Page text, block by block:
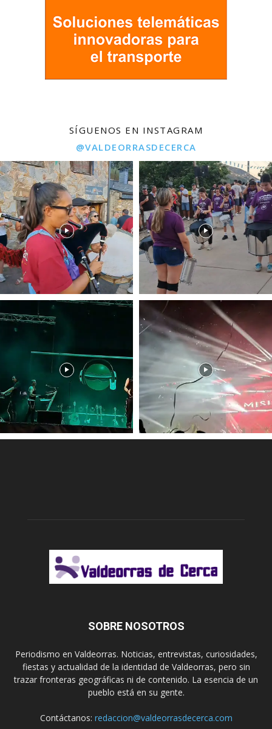
SÍGUENOS EN INSTAGRAM
@VALDEORRASDECERCA
SOBRE NOSOTROS
Periodismo en Valdeorras. Noticias, entrevistas, curiosidades,
fiestas y actualidad de la identidad de Valdeorras, pero sin
trazar fronteras geográficas ni de contenido. La esencia de un
pueblo está en su gente.
Contáctanos: redaccion@valdeorrasdecerca.com